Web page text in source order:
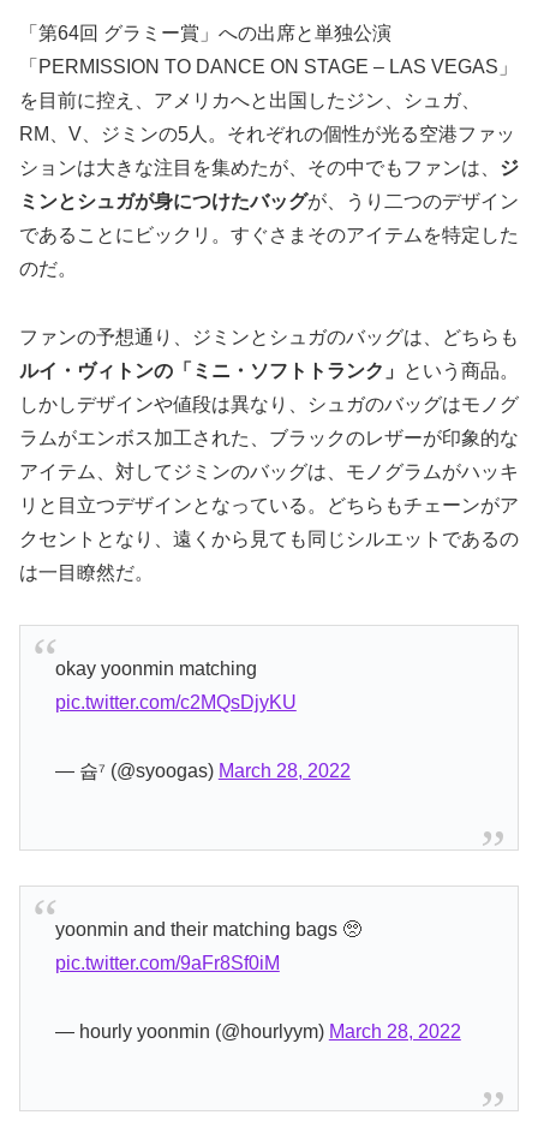
「第64回 グラミー賞」への出席と単独公演
「PERMISSION TO DANCE ON STAGE – LAS VEGAS」
を目前に控え、アメリカへと出国したジン、シュガ、
RM、V、ジミンの5人。それぞれの個性が光る空港ファッ
ションは大きな注目を集めたが、その中でもファンは、 ジ
ミンとシュガが身につけたバッグが、うり二つのデザイン
であることにビックリ。すぐさまそのアイテムを特定した
のだ。
ファンの予想通り、ジミンとシュガのバッグは、どちらも
ルイ・ヴィトンの「ミニ・ソフトトランク」
という商品。
しかしデザインや値段は異なり、シュガのバッグはモノグ
ラムがエンボス加工された、ブラックのレザーが印象的な
アイテム、対してジミンのバッグは、モノグラムがハッキ
リと目立つデザインとなっている。どちらもチェーンがア
クセントとなり、遠くから見ても同じシルエットであるの
は一目瞭然だ。
okay yoonmin matching
pic.twitter.com/c2MQsDjyKU
— 슙⁷ (@syoogas) March 28, 2022
yoonmin and their matching bags 🥺
pic.twitter.com/9aFr8Sf0iM
— hourly yoonmin (@hourlyym) March 28, 2022